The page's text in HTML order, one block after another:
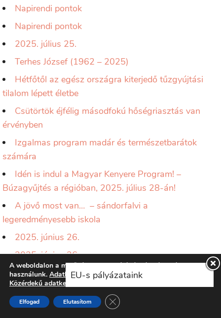
Napirendi pontok
Napirendi pontok
2025. július 25.
Terhes József (1962 – 2025)
Hétfőtől az egész országra kiterjedő tűzgyújtási
tilalom lépett életbe
Csütörtök éjfélig másodfokú hőségriasztás van
érvényben
Izgalmas program madár és természetbarátok
számára
Idén is indul a Magyar Kenyere Program! –
Búzagyűjtés a régióban, 2025. július 28-án!
A jövő most van… – sándorfalvi a
legeredményesebb iskola
2025. június 26.
2025. június 26.
LAKOSSÁGI KÖZLEMÉNY!
Tájékoztató földi szúnyoggyérítésről
Óvodás korú gyermekek szülei, figyelem!
EU-s pályázataink
A weboldalon a minőségi felhasználói élmény érdekében sütiket
használunk. Adatkezelési tájékoztatónkatitt ismerheti meg.
Közérdekű adatkezelési szabályzatunkat
Elfogad Elutasítom Close GDPR Cookie Banner